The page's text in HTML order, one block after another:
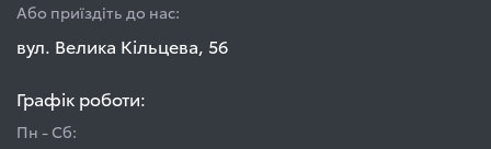
Або приїздіть до нас:
вул. Велика Кільцева, 56
Графік роботи:
Пн - Сб: